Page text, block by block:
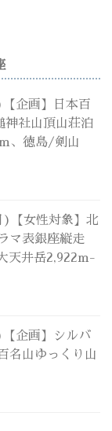
企画】日本百
社山頂山荘泊
、徳島/剣山
女性対象】北
マ表銀座縦走
天井岳2,922m-
企画】シルバ
名山ゆっくり山